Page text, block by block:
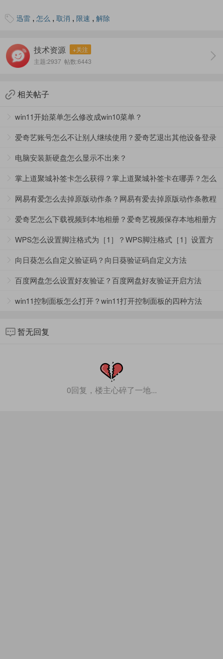
3、最后在里面找到“下载模式”，选择“全速下载”模式。
1、首先打开迅雷，在“设置”中找到“自定义限速”功能。
2、此时就会出现“自定义模式”界面。
迅雷 , 怎么 , 取消 , 限速 , 解除
技术资源
+关注
主题:2937 帖数:6443
相关帖子
win11开始菜单怎么修改成win10菜单？
爱奇艺账号怎么不让别人继续使用？爱奇艺退出其他设备登录
方法
电脑安装新硬盘怎么显示不出来？
掌上道聚城补签卡怎么获得？掌上道聚城补签卡在哪弄？怎么
兑换？
网易有爱怎么去掉原版动作条？网易有爱去掉原版动作条教程
爱奇艺怎么下载视频到本地相册？爱奇艺视频保存本地相册方
法
WPS怎么设置脚注格式为［1］？WPS脚注格式［1］设置方
法
向日葵怎么自定义验证码？向日葵验证码自定义方法
百度网盘怎么设置好友验证？百度网盘好友验证开启方法
win11控制面板怎么打开？win11打开控制面板的四种方法
暂无回复
0回复，楼主心碎了一地...